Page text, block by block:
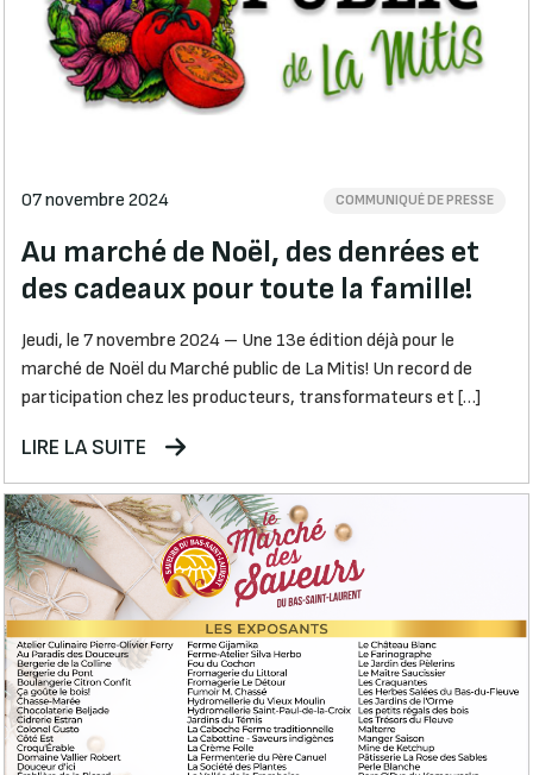
07 novembre 2024 COMMUNIQUÉ DE PRESSE
Au marché de Noël, des denrées et
des cadeaux pour toute la famille!
Jeudi, le 7 novembre 2024 – Une 13e édition déjà pour le
marché de Noël du Marché public de La Mitis! Un record de
participation chez les producteurs, transformateurs et […]
LIRE LA SUITE